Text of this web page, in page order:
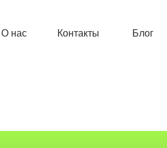
О нас Контакты Блог